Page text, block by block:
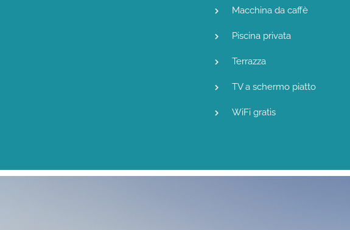
Macchina da caffè
Piscina privata
Terrazza
TV a schermo piatto
WiFi gratis